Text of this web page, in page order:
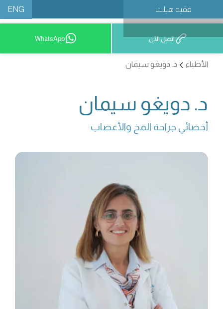
فقيه هيلث ENG
احجز موعدًا اتصل الآن WhatsApp
الأطباء د. دويغو سيمان
د. دويغو سيمان
أخصائي جراحة المخ والأعصاب